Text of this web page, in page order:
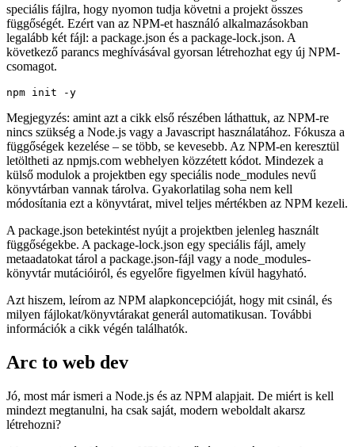
Természetesen ennek a kezelőnek magának is szüksége van néhány
speciális fájlra, hogy nyomon tudja követni a projekt összes
függőségét. Ezért van az NPM-et használó alkalmazásokban
következő parancs meghívásával gyorsan létrehozhat egy új NPM-
csomagot.
Megjegyzés: amint azt a cikk első részében láthattuk, az NPM-re
nincs szükség a Node.js vagy a Javascript használatához. Fókusza a
függőségek kezelése – se több, se kevesebb. Az NPM-en keresztül
letöltheti az npmjs.com webhelyen közzétett kódot. Mindezek a
könyvtárban vannak tárolva. Gyakorlatilag soha nem kell
módosítania ezt a könyvtárat, mivel teljes mértékben az NPM kezeli.
A package.json betekintést nyújt a projektben jelenleg használt
metaadatokat tárol a package.json-fájl vagy a node_modules-
könyvtár mutációiról, és egyelőre figyelmen kívül hagyható.
milyen fájlokat/könyvtárakat generál automatikusan. További
információk a cikk végén találhatók.
Arc to web dev